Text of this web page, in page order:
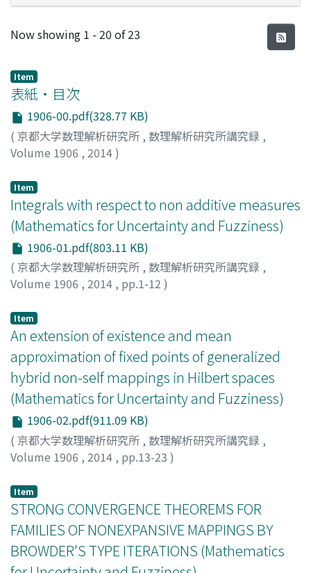
Recent Submissions
Now showing 1 - 20 of 23
Item
表紙・目次
1906-00.pdf(328.77 KB)
( 京都大学数理解析研究所 , 数理解析研究所講究録 ,
Volume 1906 , 2014)
Item
Integrals with respect to non additive measures
(Mathematics for Uncertainty and Fuzziness)
1906-01.pdf(803.11 KB)
( 京都大学数理解析研究所 , 数理解析研究所講究録 ,
Volume 1906 , 2014 , pp.1-12 )
Item
An extension of existence and mean
approximation of fixed points of generalized
hybrid non-self mappings in Hilbert spaces
(Mathematics for Uncertainty and Fuzziness)
1906-02.pdf(911.09 KB)
( 京都大学数理解析研究所 , 数理解析研究所講究録 ,
Volume 1906 , 2014 , pp.13-23 )
Item
STRONG CONVERGENCE THEOREMS FOR
FAMILIES OF NONEXPANSIVE MAPPINGS BY
BROWDER'S TYPE ITERATIONS (Mathematics